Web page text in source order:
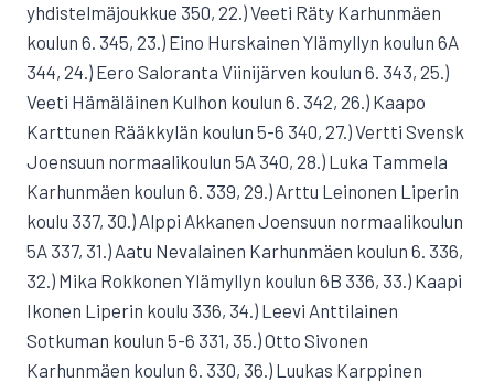
yhdistelmäjoukkue 350, 22.) Veeti Räty Karhunmäen
koulun 6. 345, 23.) Eino Hurskainen Ylämyllyn koulun 6A
344, 24.) Eero Saloranta Viinijärven koulun 6. 343, 25.)
Veeti Hämäläinen Kulhon koulun 6. 342, 26.) Kaapo
Karttunen Rääkkylän koulun 5-6 340, 27.) Vertti Svensk
Joensuun normaalikoulun 5A 340, 28.) Luka Tammela
Karhunmäen koulun 6. 339, 29.) Arttu Leinonen Liperin
koulu 337, 30.) Alppi Akkanen Joensuun normaalikoulun
5A 337, 31.) Aatu Nevalainen Karhunmäen koulun 6. 336,
32.) Mika Rokkonen Ylämyllyn koulun 6B 336, 33.) Kaapi
Ikonen Liperin koulu 336, 34.) Leevi Anttilainen
Sotkuman koulun 5-6 331, 35.) Otto Sivonen
Karhunmäen koulun 6. 330, 36.) Luukas Karppinen